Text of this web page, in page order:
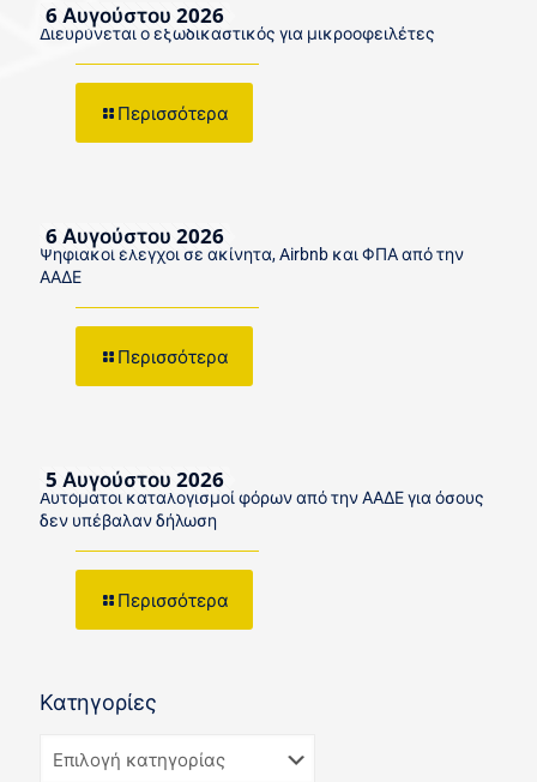
6 Αυγούστου 2026
Διευρύνεται ο εξωδικαστικός για μικροοφειλέτες
Περισσότερα
6 Αυγούστου 2026
Ψηφιακοί έλεγχοι σε ακίνητα, Airbnb και ΦΠΑ από την
ΑΑΔΕ
Περισσότερα
5 Αυγούστου 2026
Αυτόματοι καταλογισμοί φόρων από την ΑΑΔΕ για όσους
δεν υπέβαλαν δήλωση
Περισσότερα
Κατηγορίες